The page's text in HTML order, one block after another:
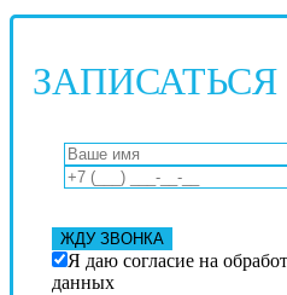
Я даю согласие на
данных